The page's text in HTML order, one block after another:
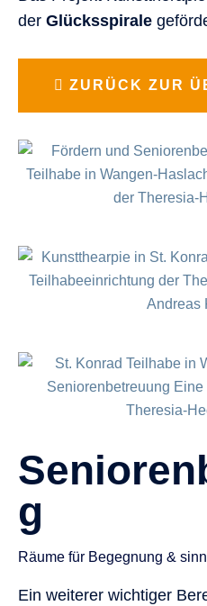
der Glücksspirale
ZURÜCK ZUR
g
Räume für Begegnung &
Ein weiterer wichtiger